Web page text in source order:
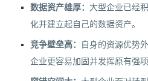
数据资产雄厚： 大型企业已经
化并建立起自己的数据资产。
竞争壁垒高：
自身的资源优势
企业更容易加固并发挥原有强项